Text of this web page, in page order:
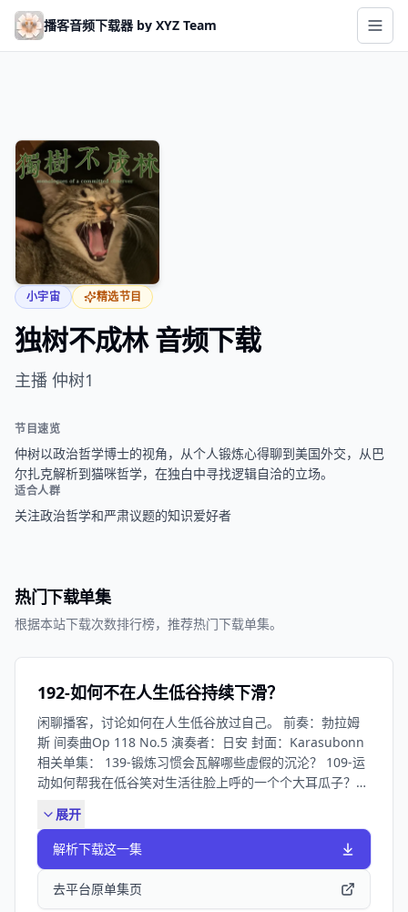
Skip to main content
播客音频下载器 by XYZ Team
小宇宙 精选节目
独树不成林 音频下载
主播 仲树1
节目速览
仲树以政治哲学博士的视角，从个人锻炼心得聊到美国外交，从巴
尔扎克解析到猫咪哲学，在独白中寻找逻辑自洽的立场。
适合人群
关注政治哲学和严肃议题的知识爱好者
热门下载单集
根据本站下载次数排行榜，推荐热门下载单集。
192-如何不在人生低谷持续下滑？
闲聊播客，讨论如何在人生低谷放过自己。 前奏：勃拉姆
斯 间奏曲Op 118 No.5 演奏者：日安 封面：Karasubonn
相关单集： 139-锻炼习惯会瓦解哪些虚假的沉沦？ 109-运
动如何帮我在低谷笑对生活往脸上呼的一个个大耳瓜子？
何终日思考死亡？ 42-对世界祛魅是长大成熟的体现吗 37-
懒惰的人如何找到天天锻炼的动力？曼德维尔悖论 28-如何
面对和身边最亲密的人有些格格不入的失落感？ 26-对未来
失去希望的年轻人要怎么平静地过好每一天？
展开
解析下载这一集
去平台原单集页